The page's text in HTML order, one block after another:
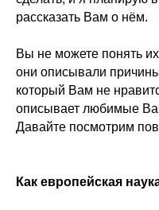
рассказать Вам о нём.
Вы не можете понять
они описывали
который Вам не
описывает любимые
Давайте посмотрим
Как европейская